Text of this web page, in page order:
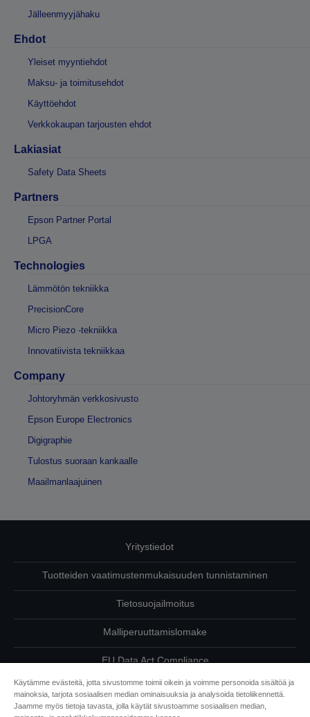
Jälleenmyyjähaku
Ehdot
Yleiset myyntiehdot
Maksu- ja toimitusehdot
Käyttöehdot
Verkkokaupan tarjousten ehdot
Lakiasiat
Safety Data Sheets
Partners
Epson Partner Portal
LPGA
Technologies
Lämmötön tekniikka
PrecisionCore
Micro Piezo -tekniikka
Innovatiivista tekniikkaa
Company
Johtoryhmän verkkosivusto
Epson Europe Electronics
Digigraphie
Tulostus suoraan kankaalle
Maailmanlaajuinen
Yritystiedot
Tuotteiden vaatimustenmukaisuuden tunnistaminen
Tietosuojailmoitus
Malliperuuttamislomake
EU Data Act Compliance
Ota meihin yhteyttä omista tiedoistasi
Käytämme evästeitä, jotta sivustomme toimii oikein ja voimme personoida sisältöä ja
mainoksia, tarjota sosiaalisen median ominaisuuksia ja analysoida tietoliikennettä.
Jaamme myös tietoja tavasta, jolla käytät sivustoamme sosiaalisen median,